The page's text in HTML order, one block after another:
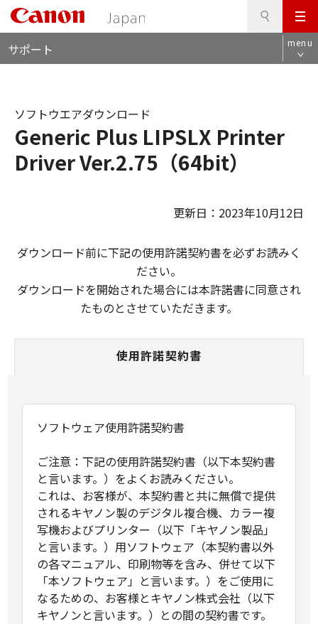
メ
ニ
ュ
サポート menu
Generic Plus LIPSLX Printer
Driver Ver.2.75（64bit）
ソフトウエアダウンロード
更新日：2023年10月12日
ダウンロード前に下記の使用許諾契約書を必ずお読みく
ださい。
ダウンロードを開始された場合には本許諾書に同意され
たものとさせていただきます。
使用許諾契約書
ソフトウェア使用許諾契約書
ご注意：下記の使用許諾契約書（以下本契約書
と言います。）をよくお読みください。
これは、お客様が、本契約書と共に無償で提供
されるキヤノン製のデジタル複合機、カラー複
写機およびプリンター（以下「キヤノン製品」
と言います。）用ソフトウェア（本契約書以外
の各マニュアル、印刷物等を含み、併せて以下
「本ソフトウェア」と言います。）をご使用に
なるための、お客様とキヤノン株式会社（以下
キヤノンと言います。）との間の契約書です。